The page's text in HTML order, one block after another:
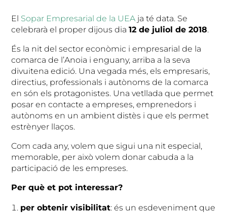
El Sopar Empresarial de la UEA ja té data. Se
celebrarà el proper dijous dia12 de juliol de 2018.
És la nit del sector econòmic i empresarial de la
comarca de l’Anoia i enguany, arriba a la seva
divuitena edició. Una vegada més, els empresaris,
directius, professionals i autònoms de la comarca
en són els protagonistes. Una vetllada que permet
posar en contacte a empreses, emprenedors i
autònoms en un ambient distès i que els permet
estrènyer llaços.
Com cada any, volem que sigui una nit especial,
memorable, per això volem donar cabuda a la
participació de les empreses.
Per què et pot interessar?
per obtenir visibilitat: és un esdeveniment que